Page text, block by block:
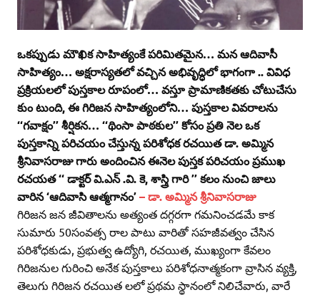
ఒకప్పుడు మౌఖిక సాహిత్యంకే పరిమితమైన… మన ఆదివాసీ
సాహిత్యం… అక్షరాస్యతలో వచ్చిన అభివృద్ధిలో భాగంగా .. వివిధ
ప్రక్రియలలో పుస్తకాల రూపంలో… వస్తూ ప్రామాణికతకు చోటుచేసు
కుం టుంది, ఈ గిరిజన సాహిత్యంలోని… పుస్తకాల వివరాలను
‘‘గవాక్షం’’ శీర్షికన… ‘‘థింసా పాఠకుల’’ కోసం ప్రతి నెల ఒక
పుస్తకాన్ని పరిచయం చేస్తున్న పరిశోధక రచయిత డా. అమ్మిన
శ్రీనివాసరాజు గారు అందించిన ఈనెల పుస్తక పరిచయం ప్రముఖ
రచయత ‘‘ డాక్టర్‌ వి.ఎన్‌ .వి. కె, శాస్త్రి గారి ’’ కలం నుంచి జాలు
వారిన ‘ఆదివాసి ఆత్మగానం’– డా. అమ్మిన శ్రీనివాసరాజు
గిరిజన జన జీవితాలను అత్యంత దగ్గరగా గమనించడమే కాక
సుమారు 50సంవత్స రాల పాటు వారితో సహజీవత్వం చేసిన
పరిశోధకుడు, ప్రభుత్వ ఉద్యోగి, రచయిత, ముఖ్యంగా కేవలం
గిరిజనుల గురించి అనేక పుస్తకాలు పరిశోధనాత్మకంగా వ్రాసిన వ్యక్తి,
తెలుగు గిరిజన రచయిత లలో ప్రథమ స్థానంలో నిలిచేవారు, వారే